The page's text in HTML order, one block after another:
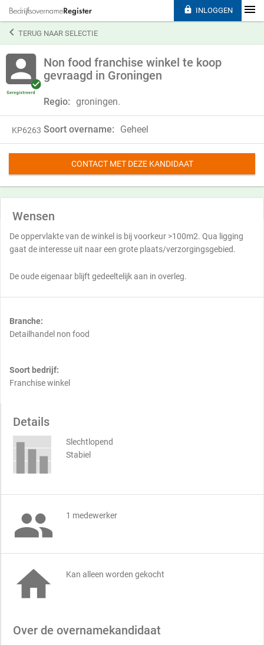
TERUG NAAR SELECTIE
Non food franchise winkel te koop
gevraagd in Groningen
Regio: groningen.
KP6263 Soort overname: Geheel
CONTACT MET DEZE KANDIDAAT
Wensen
De oppervlakte van de winkel is bij voorkeur >100m2. Qua ligging
gaat de interesse uit naar een grote plaats/verzorgingsgebied.
De oude eigenaar blijft gedeeltelijk aan in overleg.
Branche:
Detailhandel non food
Soort bedrijf:
Franchise winkel
Details
Slechtlopend
Stabiel
 1 medewerker
 Kan alleen worden gekocht
Over de overnamekandidaat
 INLOGGEN